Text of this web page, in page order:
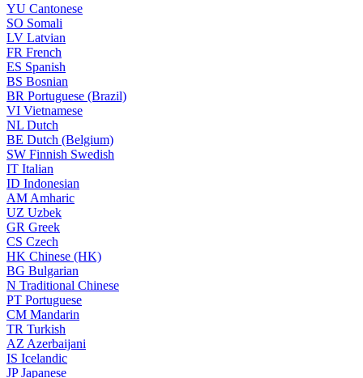
YU Cantonese
SO Somali
LV Latvian
FR French
ES Spanish
BS Bosnian
BR Portuguese (Brazil)
VI Vietnamese
NL Dutch
BE Dutch (Belgium)
SW Finnish Swedish
IT Italian
ID Indonesian
AM Amharic
UZ Uzbek
GR Greek
CS Czech
HK Chinese (HK)
BG Bulgarian
N Traditional Chinese
PT Portuguese
CM Mandarin
TR Turkish
AZ Azerbaijani
IS Icelandic
JPJapanese